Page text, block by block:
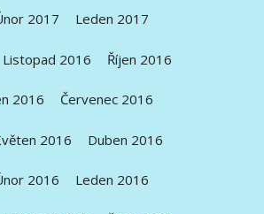
2017 Leden 2017
Listopad 2016 Říjen 2016
2016 Červenec 2016
2016 Duben 2016
2016 Leden 2016